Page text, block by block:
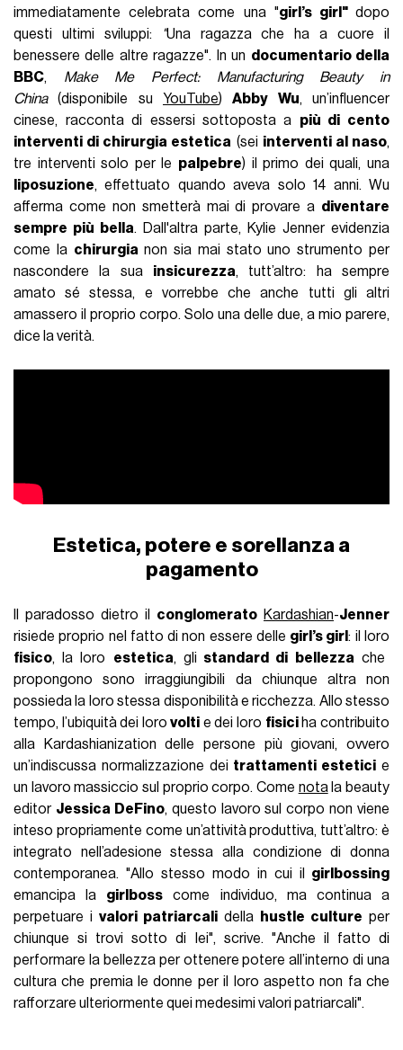
immediatamente celebrata come una "girl’s girl" dopo
questi ultimi sviluppi:
"Una ragazza che ha a cuore il
benessere delle altre ragazze". In un documentario della
BBC, Make Me Perfect: Manufacturing Beauty in
China(disponibile su YouTube)Abby Wu, un’influencer
cinese, racconta di essersi sottoposta a più di cento
interventi di chirurgia estetica (sei interventi al naso,
tre interventi solo per le palpebre) il primo dei quali, una
liposuzione, effettuato quando aveva solo 14 anni. Wu
afferma come non smetterà mai di provare a diventare
sempre più bella. Dall'altra parte, Kylie Jenner evidenzia
come la chirurgianon sia mai stato uno strumento per
nascondere la sua insicurezza, tutt’altro: ha sempre
amato sé stessa, e vorrebbe che anche tutti gli altri
amassero il proprio corpo. Solo una delle due, a mio parere,
dice la verità.
Estetica, potere e sorellanza a
pagamento
Il paradosso dietro il conglomerato Kardashian-Jenner
risiede proprio nel fatto di non essere delle girl’s girl: il loro
fisico, la loro estetica, gli standard di bellezza che
propongono sono irraggiungibili da chiunque altra non
possieda la loro stessa disponibilità e ricchezza. Allo stesso
tempo, l’ubiquità dei loro voltie dei loro fisiciha contribuito
alla Kardashianization delle persone più giovani, ovvero
un’indiscussa normalizzazione dei trattamenti estetici e
un lavoro massiccio sul proprio corpo. Come notala beauty
editor Jessica DeFino, questo lavoro sul corpo non viene
inteso propriamente come un’attività produttiva, tutt’altro: è
integrato nell’adesione stessa alla condizione di donna
contemporanea. "Allo stesso modo in cui il
girlbossing
emancipa la girlboss come individuo, ma continua a
perpetuare ivalori patriarcali della hustle culture per
chiunque si trovi sotto di lei", scrive. "Anche il fatto di
performare la bellezza per ottenere potere all’interno di una
cultura che premia le donne per il loro aspetto non fa che
rafforzare ulteriormente quei medesimi valori patriarcali".